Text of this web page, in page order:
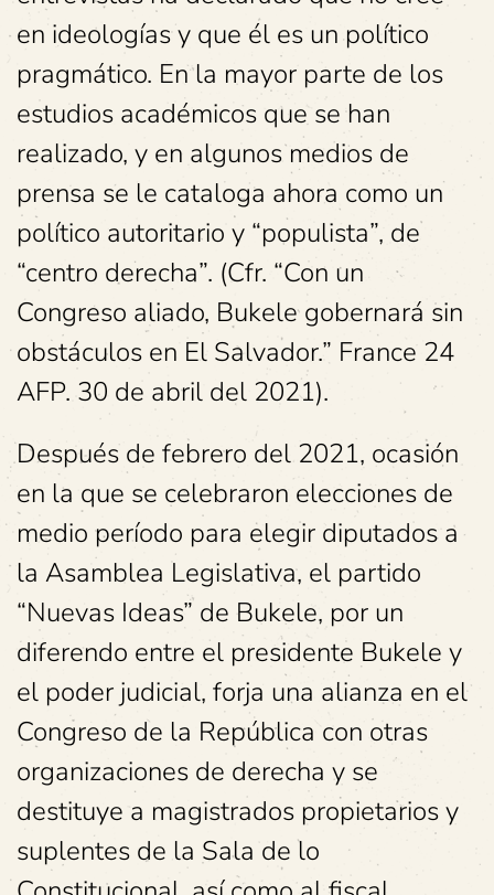
en ideologías y que él es un político
pragmático. En la mayor parte de los
estudios académicos que se han
realizado, y en algunos medios de
prensa se le cataloga ahora como un
político autoritario y “populista”, de
“centro derecha”. (Cfr. “Con un
Congreso aliado, Bukele gobernará sin
obstáculos en El Salvador.” France 24
AFP. 30 de abril del 2021).
Después de febrero del 2021, ocasión
en la que se celebraron elecciones de
medio período para elegir diputados a
la Asamblea Legislativa, el partido
“Nuevas Ideas” de Bukele, por un
diferendo entre el presidente Bukele y
el poder judicial, forja una alianza en el
Congreso de la República con otras
organizaciones de derecha y se
destituye a magistrados propietarios y
suplentes de la Sala de lo